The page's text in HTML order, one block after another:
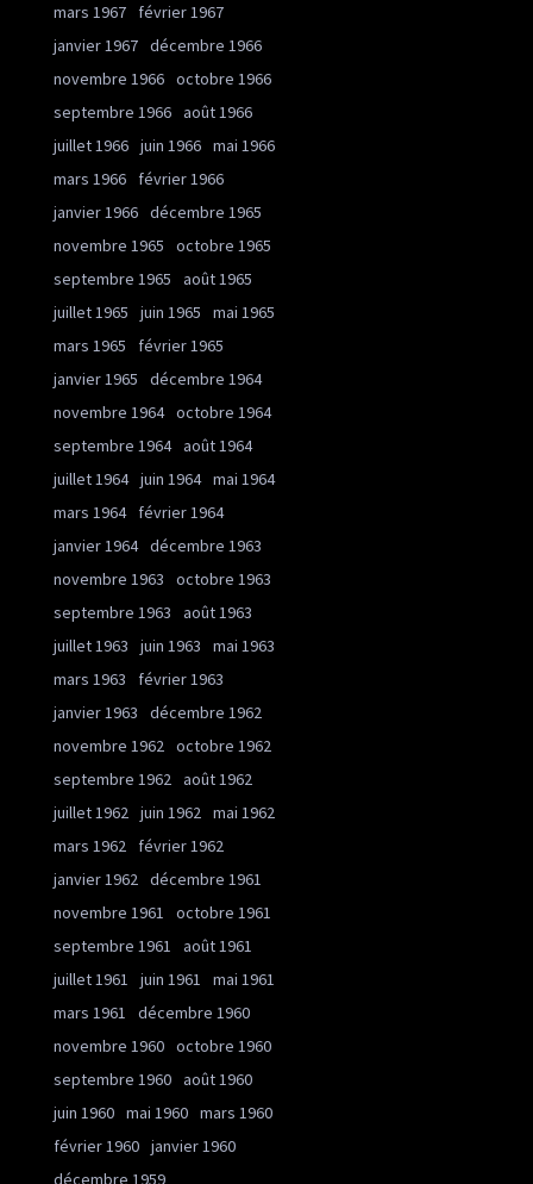
mars 1967
février 1967
janvier 1967 décembre 1966
novembre 1966 octobre 1966
septembre 1966 août 1966
juillet 1966 juin 1966 mai 1966
mars 1966
février 1966
janvier 1966 décembre 1965
novembre 1965
octobre 1965
septembre 1965
août 1965
juillet 1965
juin 1965
mai 1965
mars 1965
février 1965
janvier 1965
décembre 1964
novembre 1964 octobre 1964
septembre 1964 août 1964
juillet 1964 juin 1964 mai 1964
mars 1964
février 1964
janvier 1964 décembre 1963
novembre 1963
octobre 1963
septembre 1963
août 1963
juillet 1963
juin 1963
mai 1963
mars 1963
février 1963
janvier 1963
décembre 1962
novembre 1962 octobre 1962
septembre 1962 août 1962
juillet 1962 juin 1962 mai 1962
mars 1962
février 1962
janvier 1962 décembre 1961
novembre 1961
octobre 1961
septembre 1961
août 1961
juillet 1961
juin 1961
mai 1961
mars 1961
décembre 1960
novembre 1960 octobre 1960
septembre 1960 août 1960
juin 1960 mai 1960 mars 1960
février 1960 janvier 1960
décembre 1959